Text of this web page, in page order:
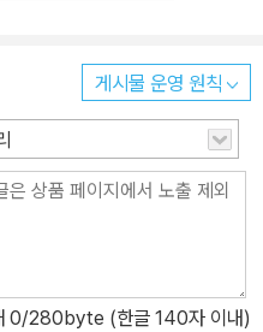
게시물 운영 원칙
0/280byte (한글 140자 이내)